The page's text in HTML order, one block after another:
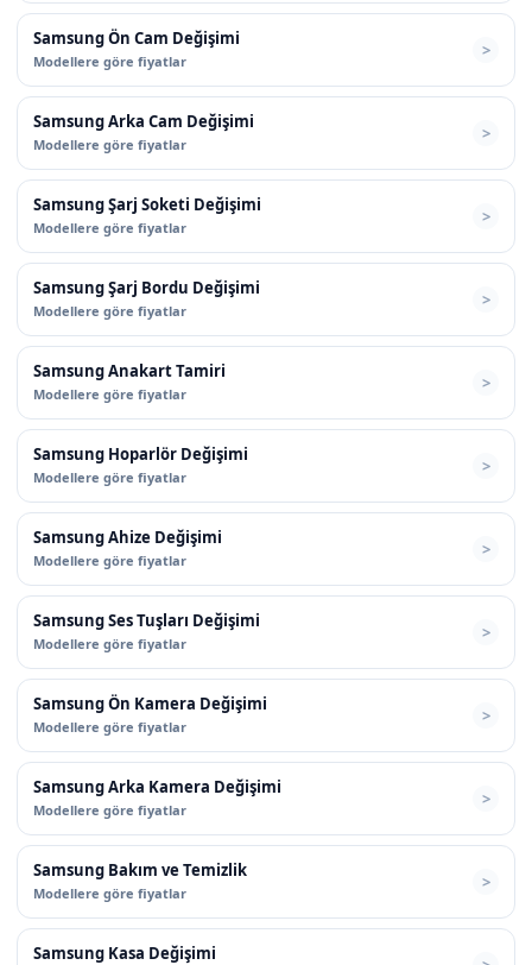
Samsung Ön Cam Değişimi
Modellere göre fiyatlar
Samsung Arka Cam Değişimi
Modellere göre fiyatlar
Samsung Şarj Soketi Değişimi
Modellere göre fiyatlar
Samsung Şarj Bordu Değişimi
Modellere göre fiyatlar
Samsung Anakart Tamiri
Modellere göre fiyatlar
Samsung Hoparlör Değişimi
Modellere göre fiyatlar
Samsung Ahize Değişimi
Modellere göre fiyatlar
Samsung Ses Tuşları Değişimi
Modellere göre fiyatlar
Samsung Ön Kamera Değişimi
Modellere göre fiyatlar
Samsung Arka Kamera Değişimi
Modellere göre fiyatlar
Samsung Bakım ve Temizlik
Modellere göre fiyatlar
Samsung Kasa Değişimi